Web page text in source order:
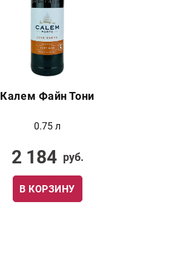
Калем Файн Тони
0.75 л
2 184 руб.
В КОРЗИНУ